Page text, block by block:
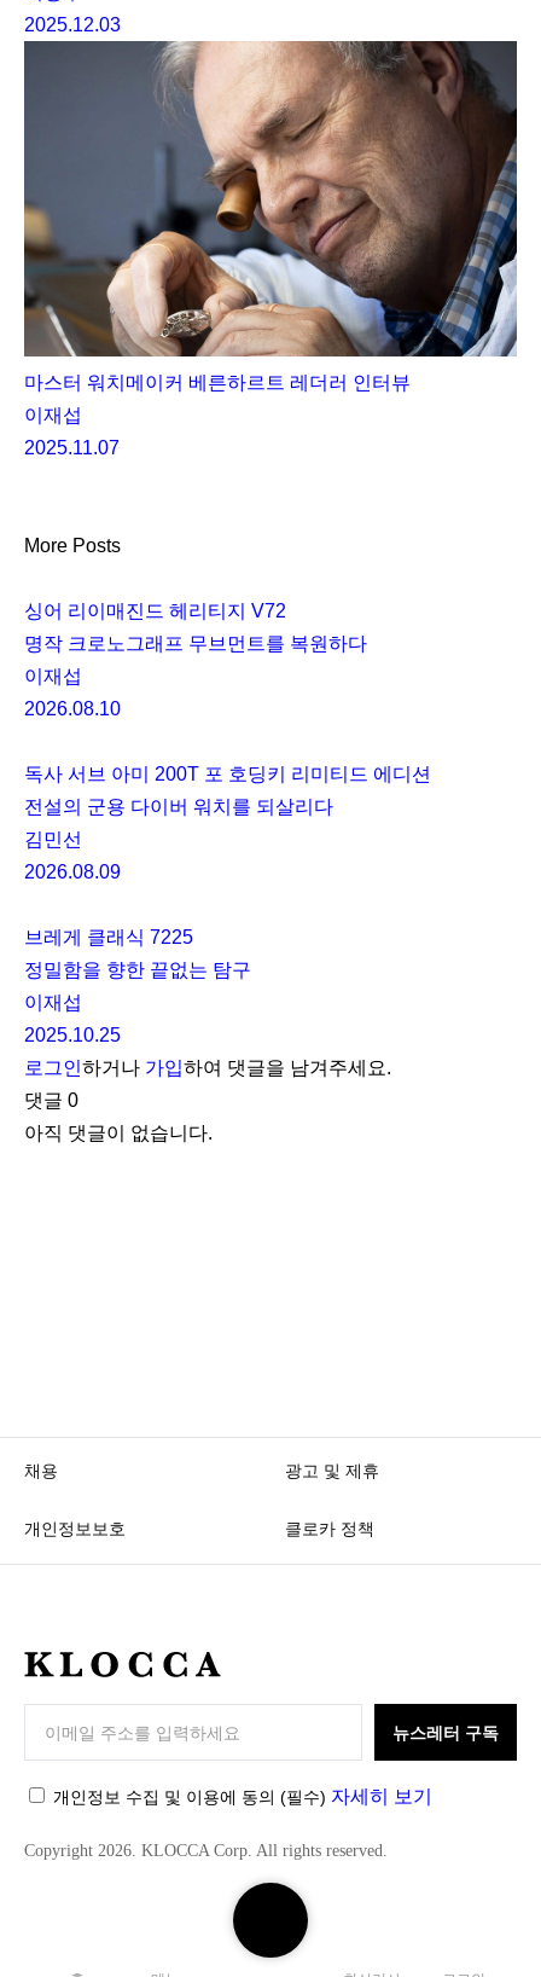
검
색
2025.12.03
마스터 워치메이커 베른하르트 레더러 인터뷰
이재섭
2025.11.07
More Posts
싱어 리이매진드 헤리티지 V72
명작 크로노그래프 무브먼트를 복원하다
이재섭
2026.08.10
독사 서브 아미 200T 포 호딩키 리미티드 에디션
전설의 군용 다이버 워치를 되살리다
김민선
2026.08.09
브레게 클래식 7225
정밀함을 향한 끝없는 탐구
이재섭
2025.10.25
로그인하거나 가입하여 댓글을 남겨주세요.
댓글 0
아직 댓글이 없습니다.
채용 광고 및 제휴
개인정보보호 클로카 정책
K
C
C
뉴스레터 구독
개인정보 수집 및 이용에 동의 (필수) 자세히 보기
Copyright 2026. KLOCCA Corp. All rights reserved.